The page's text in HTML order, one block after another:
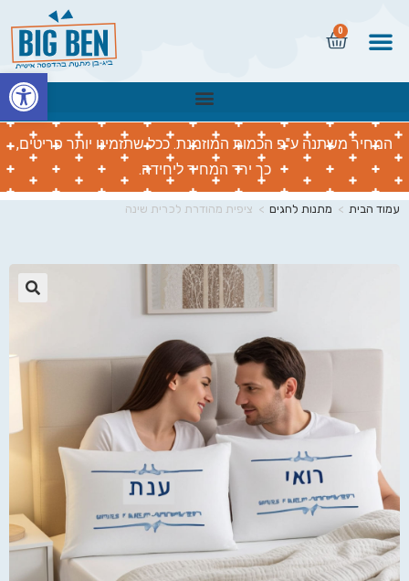
0
המחיר משתנה ע"פ הכמות המוזמנת. ככל שתזמינו יותר פריטים,
כך ירד המחיר ליחידה.
עמוד הבית > מתנות לחגים > ציפית מהודרת לכרית שינה